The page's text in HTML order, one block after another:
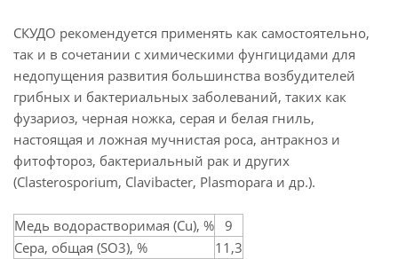
СКУДО рекомендуется применять как самостоятельно,
так и в сочетании с химическими фунгицидами для
недопущения развития большинства возбудителей
грибных и бактериальных заболеваний, таких как
фузариоз, черная ножка, серая и белая гниль,
настоящая и ложная мучнистая роса, антракноз и
фитофтороз, бактериальный рак и других
(Clasterosporium, Clavibacter, Plasmopara и др.).
Медь водорастворимая (Cu), % 9
Сера, общая (SO3), %
11,3